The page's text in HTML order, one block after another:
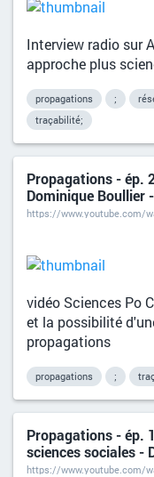
Interview radio sur
approche plus
propagations ;
traçabilité;
Propagations - ép.
Dominique Boullier
https://www.youtube.com/
vidéo Sciences Po
et la possibilité
propagations
propagations ;
Propagations - ép.
sciences sociales -
https://www.youtube.com/